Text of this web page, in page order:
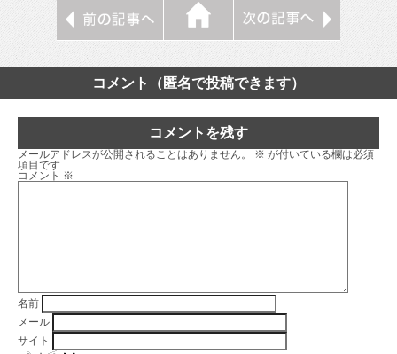
コメント（匿名で投稿できます）
コメントを残す
メールアドレスが公開されることはありません。 ※ が付いている欄は必須
項目です
コメント ※
名前
メール
サイト